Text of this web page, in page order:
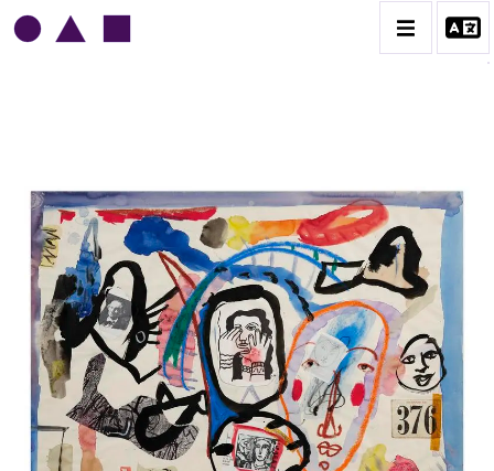
NORRIS EMBRY
BIOGRAPHIE
CATALOGUE DES OEUVRES
1945-1949
1950-1954
1955-1959
1960-1964
1964-1969